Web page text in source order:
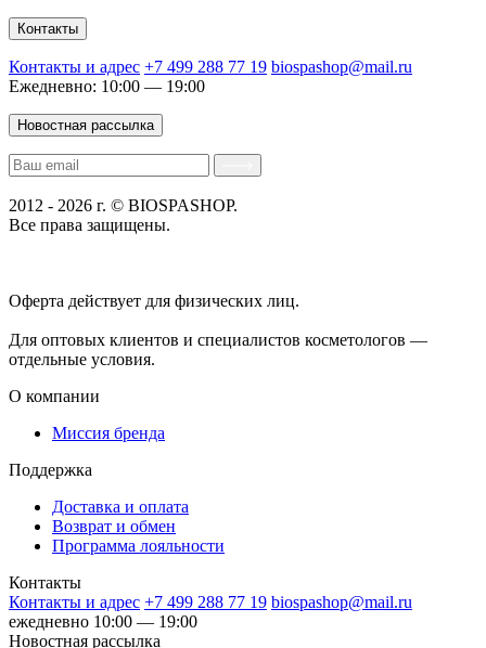
Контакты
Контакты и адрес +7 499 288 77 19 biospashop@mail.ru
Ежедневно: 10:00 — 19:00
Новостная рассылка
2012 - 2026 г. © BIOSPASHOP.
Все права защищены.
Оферта действует для физических лиц.
Для оптовых клиентов и специалистов косметологов —
отдельные условия.
О компании
Миссия бренда
Поддержка
Доставка и оплата
Возврат и обмен
Программа лояльности
Контакты
Контакты и адрес +7 499 288 77 19 biospashop@mail.ru
ежедневно 10:00 — 19:00
Новостная рассылка